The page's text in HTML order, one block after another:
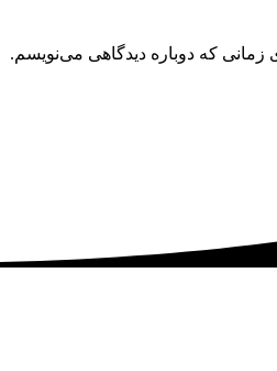
زمانی که دوباره دیدگاهی می‌نویسم.